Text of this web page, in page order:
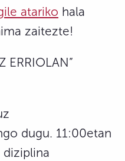
atariko hala
zaitezte!
ERRIOLAN”
dugu. 11:00etan
diziplina